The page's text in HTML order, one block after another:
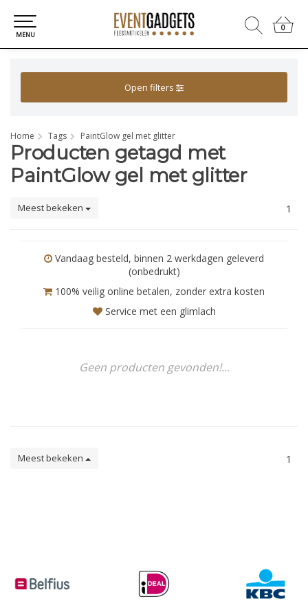
0
0
MENU
Open filters
Home Tags PaintGlow gel met glitter
Producten getagd met
PaintGlow gel met glitter
Meest bekeken 1
Vandaag besteld, binnen 2 werkdagen geleverd
(onbedrukt)
100% veilig online betalen, zonder extra kosten
Service met een glimlach
Geen producten gevonden!...
Meest bekeken 1